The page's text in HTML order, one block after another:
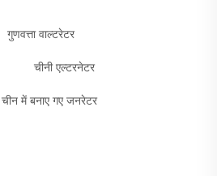
गुणवत्ता वाल्टरेटर
चीनी एल्टरनेटर
चीन में बनाए गए जनरेटर